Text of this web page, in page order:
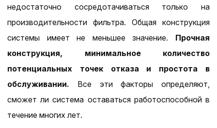
недостаточно сосредотачиваться только на
производительности фильтра. Общая конструкция
системы имеет не меньшее значение. Прочная
конструкция, минимальное количество
потенциальных точек отказа и простота в
обслуживании. Все эти факторы определяют,
сможет ли система оставаться работоспособной в
течение многих лет.